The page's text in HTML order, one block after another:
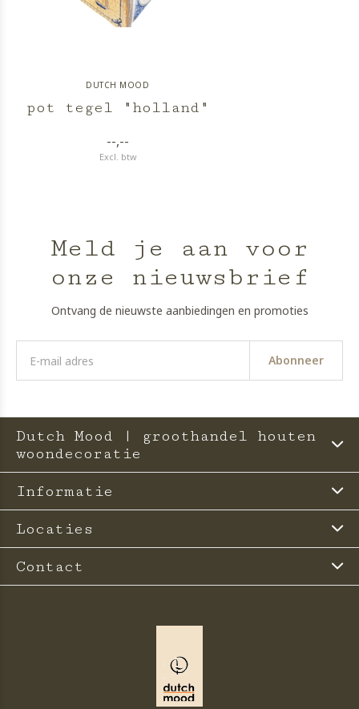
DUTCH MOOD
pot tegel "holland"
--,--
Excl. btw
Meld je aan voor
onze nieuwsbrief
Ontvang de nieuwste aanbiedingen en promoties
Abonneer
Dutch Mood | groothandel houten
woondecoratie
Informatie
Locaties
Contact